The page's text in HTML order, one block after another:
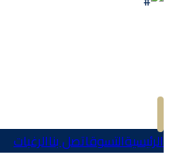
الرئيسيةالتسوقاتصل بناالرغبات